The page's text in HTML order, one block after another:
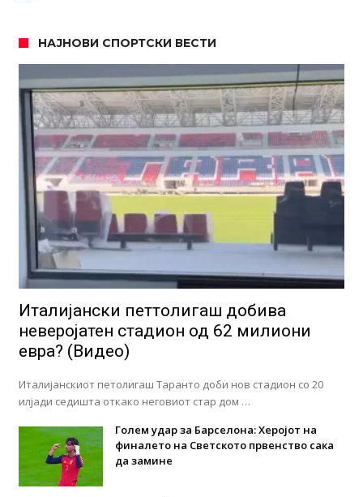
НАЈНОВИ СПОРТСКИ ВЕСТИ
Италијански петтолигаш добива
неверојатен стадион од 62 милиони
евра? (Видео)
Италијанскиот петолигаш Таранто доби нов стадион со 20
илјади седишта откако неговиот стар дом …
Голем удар за Барселона: Херојот на
финалето на Светското првенство сака
да замине